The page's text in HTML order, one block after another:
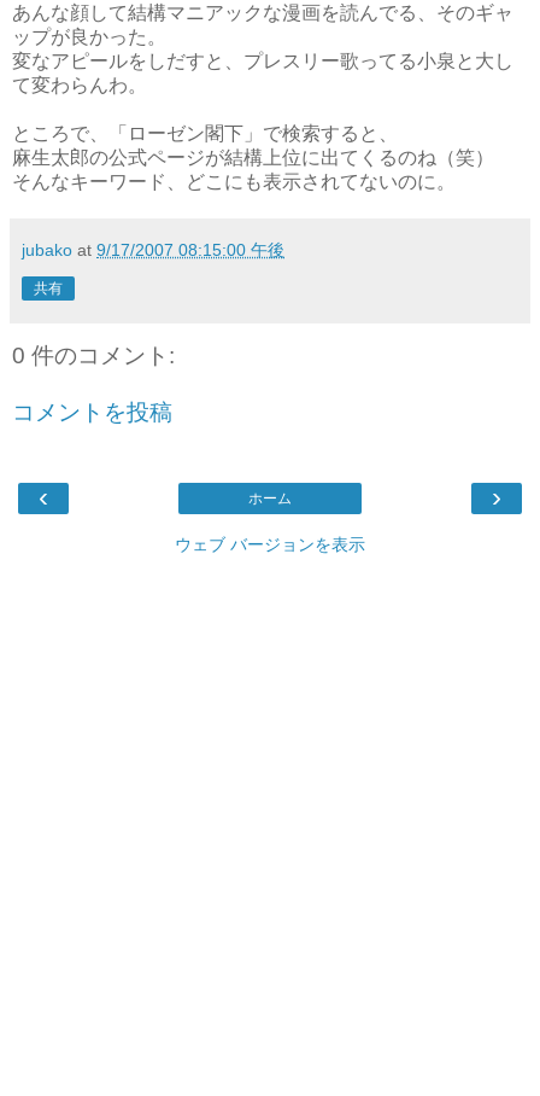
あんな顔して結構マニアックな漫画を読んでる、そのギャ
ップが良かった。
変なアピールをしだすと、プレスリー歌ってる小泉と大し
て変わらんわ。
ところで、「ローゼン閣下」で検索すると、
麻生太郎の公式ページが結構上位に出てくるのね（笑）
そんなキーワード、どこにも表示されてないのに。
jubako at 9/17/2007 08:15:00 午後
共有
0 件のコメント:
コメントを投稿
‹ ›
ホーム
ウェブ バージョンを表示